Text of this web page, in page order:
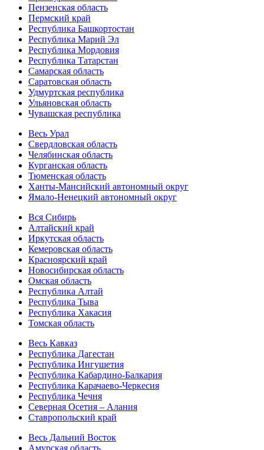
Пензенская область
Пермский край
Республика Башкортостан
Республика Марий Эл
Республика Мордовия
Республика Татарстан
Самарская область
Саратовская область
Удмуртская республика
Ульяновская область
Чувашская республика
Весь Урал
Свердловская область
Челябинская область
Курганская область
Тюменская область
Ханты-Мансийский автономный округ
Ямало-Ненецкий автономный округ
Вся Сибирь
Алтайский край
Иркутская область
Кемеровская область
Красноярский край
Новосибирская область
Омская область
Республика Алтай
Республика Тыва
Республика Хакасия
Томская область
Весь Кавказ
Республика Дагестан
Республика Ингушетия
Республика Кабардино-Балкария
Республика Карачаево-Черкесия
Республика Чечня
Северная Осетия – Алания
Ставропольский край
Весь Дальний Восток
Амурская область